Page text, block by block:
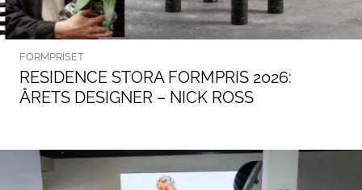
FORMPRISET
RESIDENCE STORA FORMPRIS 2026:
ÅRETS DESIGNER – NICK ROSS